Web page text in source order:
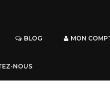
BLOG MON
NOUS